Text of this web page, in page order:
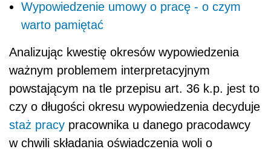
Wypowiedzenie umowy o pracę - o czym
warto pamiętać
Analizując kwestię okresów wypowiedzenia
ważnym problemem interpretacyjnym
powstającym na tle przepisu art. 36 k.p. jest to
czy o długości okresu wypowiedzenia decyduje
staż pracy pracownika u danego pracodawcy
w chwili składania oświadczenia woli o